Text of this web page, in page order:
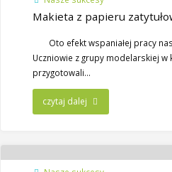
Makieta z papieru
Oto efekt wspaniałej pracy
Uczniowie z grupy modelarskiej w
przygotowali…
czytaj dalej